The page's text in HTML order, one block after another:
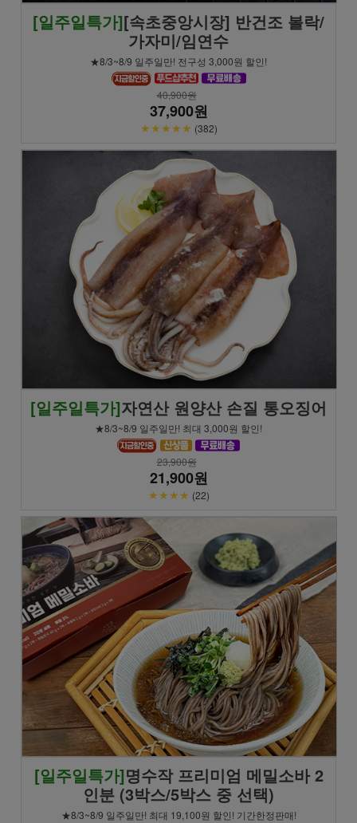
[일주일특가][속초중앙시장] 반건조 볼락/
가자미/임연수
★8/3~8/9 일주일만! 전구성 3,000원 할인!
40,900원
37,900원
★★★★★ (382)
[일주일특가]자연산 원양산 손질 통오징어
★8/3~8/9 일주일만! 최대 3,000원 할인!
23,900원
21,900원
★★★★ (22)
[일주일특가]명수작 프리미엄 메밀소바 2
인분 (3박스/5박스 중 선택)
★8/3~8/9 일주일만! 최대 19,100원 할인! 기간한정판매!